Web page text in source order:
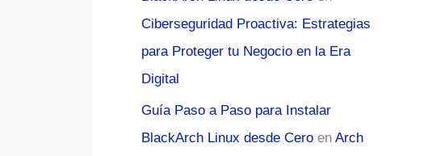
Ciberseguridad Proactiva: Estrategias
para Proteger tu Negocio en la Era
Digital
Guía Paso a Paso para Instalar
BlackArch Linux desde Cero en Arch